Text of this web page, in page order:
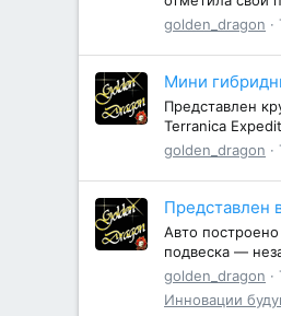
golden_dragon
Мини
Представлен
Terranica
golden_dragon
Представлен
Авто
подвеска —
golden_dragon
Инновации